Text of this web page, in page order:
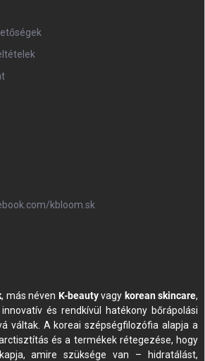
kbloom.sk
, más néven K-beautyvagy korean skincare,
és rendkívül hatékony bőrápolási
váltak. A koreai szépségfilozófia alapja a
és a termékek rétegezése, hogy
amire szüksége van – hidratálást,